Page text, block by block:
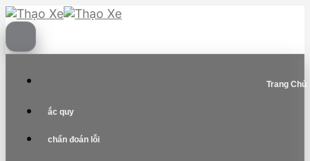
Skip
to
content
Trang Chủ
ắc quy
chẩn đoán lỗi